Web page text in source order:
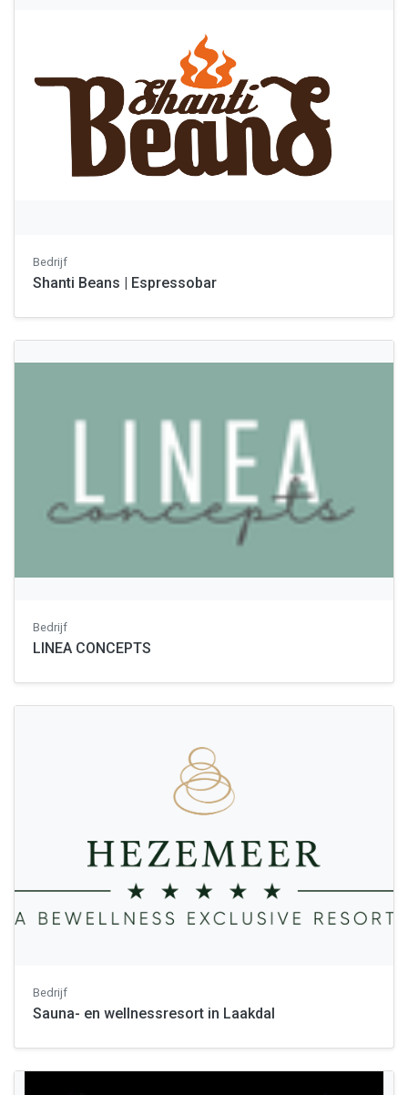
Bedrijf
Shanti Beans | Espressobar
Bedrijf
LINEA CONCEPTS
Bedrijf
Sauna- en wellnessresort in Laakdal